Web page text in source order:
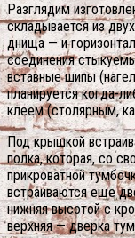
Разглядим
складывается из
днища — и
соединения
вставные шипы
планируется когда-
клеем (столярным,
Под крышкой
полка, которая, со
прикроватной
встраиваются еще
нижняя высотой с
верхняя — дверка